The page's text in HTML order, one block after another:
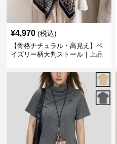
¥4,970 (税込)
【骨格ナチュラル・高見え】ペ
イズリー柄大判ストール｜上品